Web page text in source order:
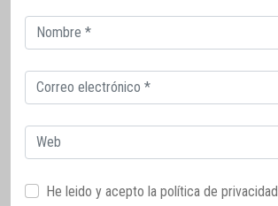
Correo
electrónico
Correo
electrónico
Web
He leido y acepto la política de privacidad